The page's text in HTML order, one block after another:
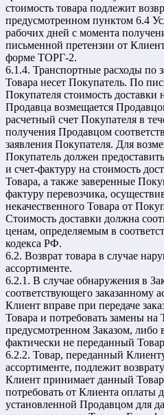
стоимость товара подлежит
предусмотренном пунктом 6.4
рабочих дней с момента
письменной претензии от
форме ТОРГ-2.
6.1.4. Транспортные расходы по
Товара несет Покупатель. По
Покупателя стоимость доставки
Продавца возмещается
расчетный счет Покупателя в
получения Продавцом
заявления Покупателя. Для
Покупатель должен
и счет-фактуру на стоимость
Товара, а также заверенные
фактуру перевозчика,
некачественного Товара от
Стоимость доставки должна
ценам, определяемым в
кодекса РФ.
6.2. Возврат товара в случае
ассортименте.
6.2.1. В случае обнаружения в
соответствующего заказанному
Клиент вправе при передаче
Товара и потребовать замены на
предусмотренном Заказом, либо
фактически не переданный
6.2.2. Товар, переданный
ассортименте, подлежит
Клиент принимает данный
потребовать от Клиента оплаты
установленной Продавцом для